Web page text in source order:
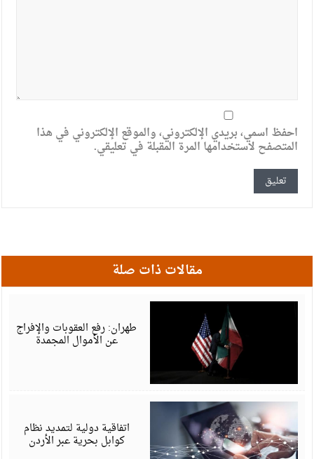
احفظ اسمي، بريدي الإلكتروني، والموقع الإلكتروني في هذا
المتصفح لاستخدامها المرة المقبلة في تعليقي.
مقالات ذات صلة
طهران: رفع العقوبات والإفراج
عن الأموال المجمدة
اتفاقية دولية لتمديد نظام
كوابل بحرية عبر الأردن